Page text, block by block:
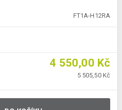
FT1A-H12RA
4 550,00 Kč
5 505,50 Kč